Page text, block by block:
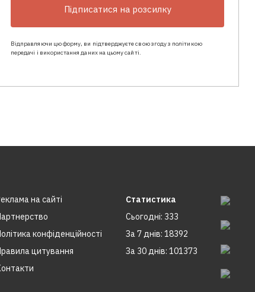
Підписатися на розсилку
Відправляючи цю форму, ви підтверджуєте свою згоду з політикою
передачі і використання даних на цьому сайті.
на сайтi
конфіденційності
цитування
Статистика
Сьогодні: 333
За 7 днів: 18392
За 30 днів: 101373